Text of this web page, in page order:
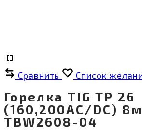
Сравнить Список
Горелка TIG TP 26
(160,200AC/DC) 8м
TBW2608-04